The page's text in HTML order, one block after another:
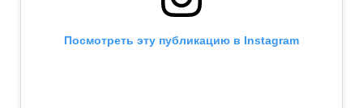
Посмотреть эту публикацию в Instagram